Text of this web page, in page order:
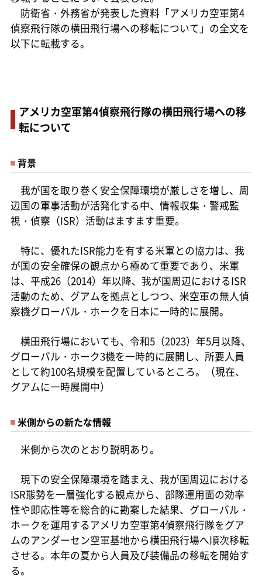
防衛省・外務省が発表した資料「アメリカ空軍第4
偵察飛行隊の横田飛行場への移転について」の全文を
以下に転載する。
アメリカ空軍第4偵察飛行隊の横田飛行場への移
転について
背景
我が国を取り巻く安全保障環境が厳しさを増し、周
辺国の軍事活動が活発化する中、情報収集・警戒監
視・偵察（ISR）活動はますます重要。
特に、優れたISR能力を有する米軍との協力は、我
が国の安全確保の観点から極めて重要であり、米軍
は、平成26（2014）年以降、我が国周辺におけるISR
活動のため、グアムを拠点としつつ、米空軍の無人偵
察機グローバル・ホークを日本に一時的に展開。
横田飛行場においても、令和5（2023）年5月以降、
グローバル・ホーク3機を一時的に展開し、所要人員
として約100名規模を配置しているところ。（現在、
グアムに一時展開中）
米側からの新たな情報
米側から次のとおり説明あり。
現下の安全保障環境を踏まえ、我が国周辺における
ISR態勢を一層強化する観点から、部隊運用面の効率
性や即応性等を総合的に勘案した結果、グローバル・
ホークを運用するアメリカ空軍第4偵察飛行隊をグア
ムのアンダーセン空軍基地から横田飛行場へ順次移転
させる。本年の夏から人員及び装備品の移転を開始す
る。